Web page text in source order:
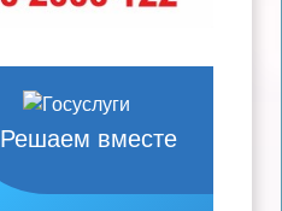
Решаем вместе